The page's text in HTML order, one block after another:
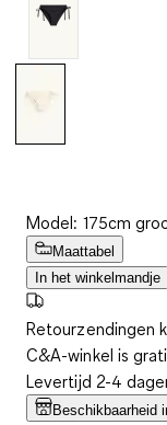
Model: 175cm
Maattabel
In het winkelmandje
Retourzendingen
C&A-winkel is
Levertijd 2-4
Beschikbaarheid